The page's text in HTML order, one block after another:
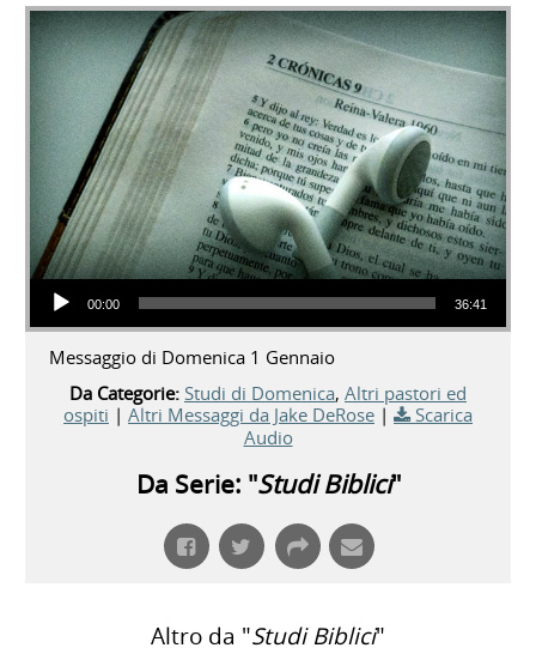
Audio Player
00:00 36:41
Messaggio di Domenica 1 Gennaio
Da Categorie: Studi di Domenica, Altri pastori ed
ospiti | Altri Messaggi da Jake DeRose |
Scarica
Audio
Da Serie: "Studi Biblici"
Altro da "Studi Biblici"